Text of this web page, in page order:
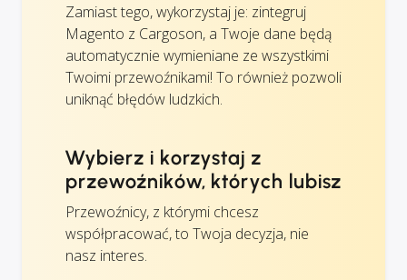
Zamiast tego, wykorzystaj je: zintegruj
Magento z Cargoson, a Twoje dane będą
automatycznie wymieniane ze wszystkimi
Twoimi przewoźnikami! To również pozwoli
uniknąć błędów ludzkich.
Wybierz i korzystaj z
przewoźników, których lubisz
Przewoźnicy, z którymi chcesz
współpracować, to Twoja decyzja, nie
nasz interes.